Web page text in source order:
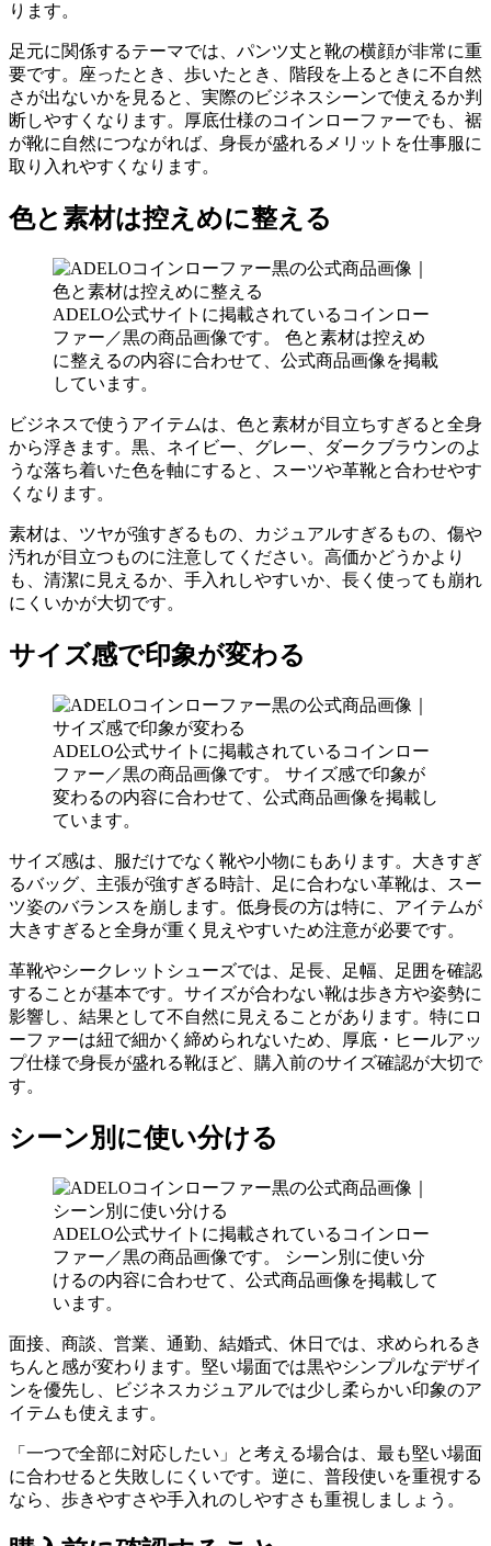
ります。
足元に関係するテーマでは、パンツ丈と靴の横顔が非常に重
要です。座ったとき、歩いたとき、階段を上るときに不自然
さが出ないかを見ると、実際のビジネスシーンで使えるか判
断しやすくなります。厚底仕様のコインローファーでも、裾
が靴に自然につながれば、身長が盛れるメリットを仕事服に
取り入れやすくなります。
色と素材は控えめに整える
ADELO公式サイトに掲載されているコインロー
ファー／黒の商品画像です。 色と素材は控えめ
に整えるの内容に合わせて、公式商品画像を掲載
しています。
ビジネスで使うアイテムは、色と素材が目立ちすぎると全身
から浮きます。黒、ネイビー、グレー、ダークブラウンのよ
うな落ち着いた色を軸にすると、スーツや革靴と合わせやす
くなります。
素材は、ツヤが強すぎるもの、カジュアルすぎるもの、傷や
汚れが目立つものに注意してください。高価かどうかより
も、清潔に見えるか、手入れしやすいか、長く使っても崩れ
にくいかが大切です。
サイズ感で印象が変わる
ADELO公式サイトに掲載されているコインロー
ファー／黒の商品画像です。 サイズ感で印象が
変わるの内容に合わせて、公式商品画像を掲載し
ています。
サイズ感は、服だけでなく靴や小物にもあります。大きすぎ
るバッグ、主張が強すぎる時計、足に合わない革靴は、スー
ツ姿のバランスを崩します。低身長の方は特に、アイテムが
大きすぎると全身が重く見えやすいため注意が必要です。
革靴やシークレットシューズでは、足長、足幅、足囲を確認
することが基本です。サイズが合わない靴は歩き方や姿勢に
影響し、結果として不自然に見えることがあります。特にロ
ーファーは紐で細かく締められないため、厚底・ヒールアッ
プ仕様で身長が盛れる靴ほど、購入前のサイズ確認が大切で
す。
シーン別に使い分ける
ADELO公式サイトに掲載されているコインロー
ファー／黒の商品画像です。 シーン別に使い分
けるの内容に合わせて、公式商品画像を掲載して
います。
面接、商談、営業、通勤、結婚式、休日では、求められるき
ちんと感が変わります。堅い場面では黒やシンプルなデザイ
ンを優先し、ビジネスカジュアルでは少し柔らかい印象のア
イテムも使えます。
「一つで全部に対応したい」と考える場合は、最も堅い場面
に合わせると失敗しにくいです。逆に、普段使いを重視する
なら、歩きやすさや手入れのしやすさも重視しましょう。